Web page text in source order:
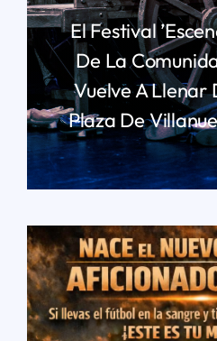
El Festival
De La
Vuelve A Llenar
Plaza De
LEER